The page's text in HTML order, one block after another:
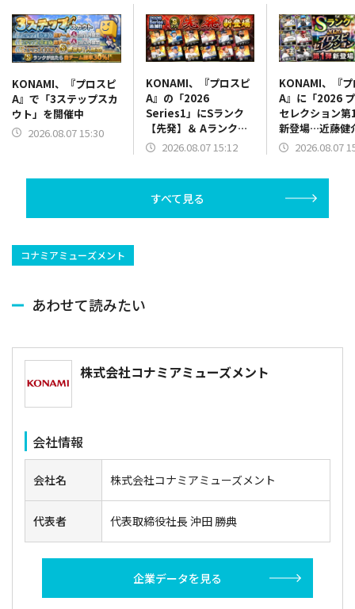
KONAMI、『プロスピ
A』で「3ステップスカ
ウト」を開催中
2026.08.07 15:30
KONAMI、『プロスピ
A』の「2026
Series1」にSランク
【先発】＆ Aランク
【野手】新登場…ジェ
塁手)、持丸泰輝(広島/
捕手)など
2026.08.07 15:12
KONAMI、『
A』に「2026
セレクション第
新登場…近藤健
トバンク/右翼
人/抑え)など
2026.08.07
すべて見る
コナミアミューズメント
あわせて読みたい
株式会社コナミアミューズメント
会社情報
会社名 株式会社コナミアミューズメント
代表者 代表取締役社長 沖田 勝典
企業データを見る